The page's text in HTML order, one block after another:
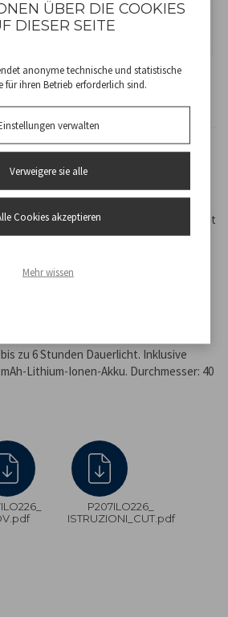
SFERA
mit Sfera, der kugelförmigen
und Funktionalität vereint. Ausgestattet
schaltet sie sich bei Einbruch der
und bei Tageslicht aus – ganz ohne
Das weiße oder RGB-LED-Licht
Effekt – ideal für Gärten,
Poolränder. Hergestellt aus robustem
ist die Leuchte auch im
Solarbetrieb lädt sie sich in 6-8
zu 6 Stunden Dauerlicht. Inklusive
Lithium-Ionen-Akku. Durchmesser: 40
P207ILO226_
ISTRUZIONI_CUT.pdf
ÜBER DIE COOKIES
DIESER SEITE
anonyme technische und statistische
für ihren Betrieb erforderlich sind.
verwalten
Verweigere sie alle
Cookies akzeptieren
Mehr wissen